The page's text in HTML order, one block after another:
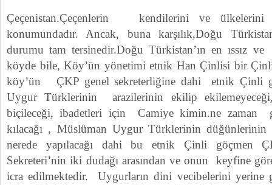
Çeçenistan.Çeçenlerin kendilerini ve
konumundadır. Ancak, buna karşılık,Doğu
durumu tam tersinedir.Doğu Türkistan’ın en ıssız
köyde bile, Köy’ün yönetimi etnik Han Çinlisi bir
köy’ün ÇKP genel sekreterliğine dahi etnik Çinli
Uygur Türklerinin arazilerinin ekilip
biçileceği, ibadetleri için Camiye kimin.ne zaman
kılacağı , Müslüman Uygur Türklerinin
nerede yapılacağı dahi bu etnik Çinli göçmen
Sekreteri’nin iki dudağı arasından ve onun keyfine
icra edilmektedir. Uygurların dini vecibelerini yerine